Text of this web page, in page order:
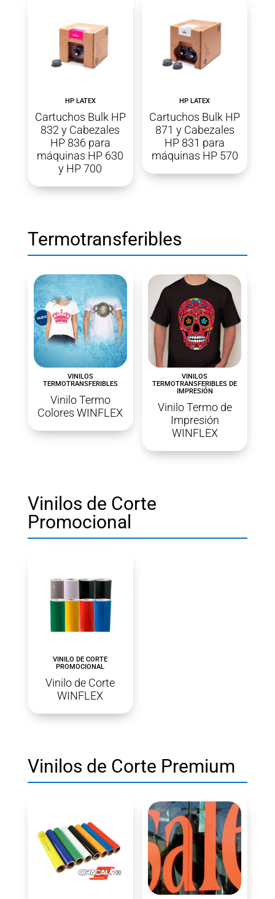
HP LATEX
Cartuchos Bulk HP
832 y Cabezales
HP 836 para
máquinas HP 630
y HP 700
HP LATEX
Cartuchos Bulk HP
871 y Cabezales
HP 831 para
máquinas HP 570
Termotransferibles
VINILOS
TERMOTRANSFERIBLES
Vinilo Termo
Colores WINFLEX
VINILOS
TERMOTRANSFERIBLES DE
IMPRESIÓN
Vinilo Termo de
Impresión
WINFLEX
Vinilos de Corte
Promocional
VINILO DE CORTE
PROMOCIONAL
Vinilo de Corte
WINFLEX
Vinilos de Corte Premium